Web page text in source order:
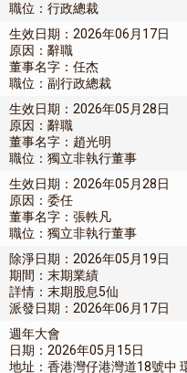
職位：行政總裁
生效日期：2026年06月17日
原因：辭職
董事名字：任杰
職位：副行政總裁
生效日期：2026年05月28日
原因：辭職
董事名字：趙光明
職位：獨立非執行董事
生效日期：2026年05月28日
原因：委任
董事名字：張軼凡
職位：獨立非執行董事
除淨日期：2026年05月19日
期間：末期業績
詳情：末期股息5仙
派發日期：2026年06月17日
週年大會
日期：2026年05月15日
地址：香港灣仔港灣道18號中